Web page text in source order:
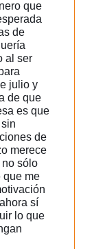
que
de
al ser
julio y
de que
es que
de
merece
no sólo
que me
sí
lo que